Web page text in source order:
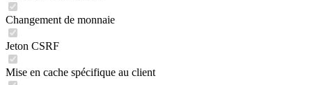
Changement de monnaie
Jeton CSRF
Mise en cache spécifique au client